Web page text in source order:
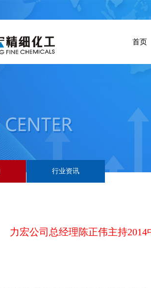
首页
行业资讯
力宏公司总经理陈正伟主持